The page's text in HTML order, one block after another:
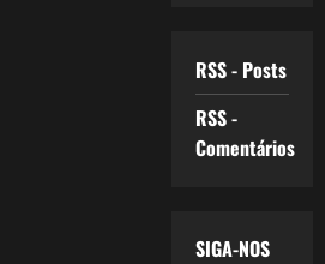
RSS - Posts
RSS -
Comentários
SIGA-NOS